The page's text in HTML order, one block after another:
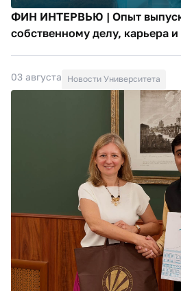
ФИН ИНТЕРВЬЮ | Опыт
собственному делу, карьера
03 августа Новости Университета